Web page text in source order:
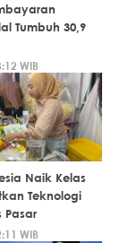
Tumbuh 30,9
WIB
Naik Kelas
Teknologi
Pasar
WIB